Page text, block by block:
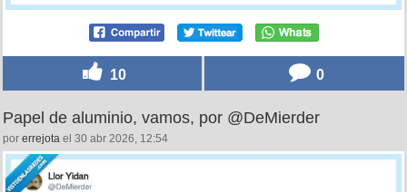
10 0
Papel de aluminio, vamos, por @DeMierder
por errejota el 30 abr 2026, 12:54